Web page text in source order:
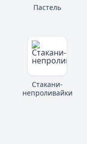
Пастель
Стакани-
непроливайки